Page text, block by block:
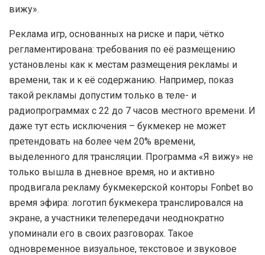
вижу».
Реклама игр, основанных на риске и пари, чётко
регламентирована: требования по её размещению
установлены как к местам размещения рекламы и
времени, так и к её содержанию. Например, показ
такой рекламы допустим только в теле- и
радиопрограммах с 22 до 7 часов местного времени. И
даже тут есть исключения – букмекер не может
претендовать на более чем 20% времени,
выделенного для трансляции. Программа «Я вижу» не
только вышла в дневное время, но и активно
продвигала рекламу букмекерской конторы Fonbet во
время эфира: логотип букмекера транслировался на
экране, а участники телепередачи неоднократно
упоминали его в своих разговорах. Такое
одновременное визуальное, текстовое и звуковое